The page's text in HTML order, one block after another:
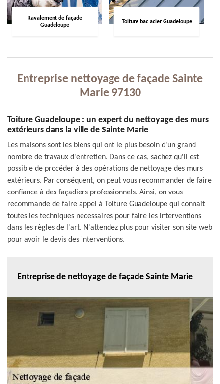
Ravalement de façade
Guadeloupe
Toiture bac acier Guadeloupe
Entreprise nettoyage de façade Sainte
Marie 97130
Toiture Guadeloupe : un expert du nettoyage des murs
extérieurs dans la ville de Sainte Marie
Les maisons sont les biens qui ont le plus besoin d'un grand
nombre de travaux d'entretien. Dans ce cas, sachez qu'il est
possible de procéder à des opérations de nettoyage des murs
extérieurs. Par conséquent, on peut vous recommander de faire
confiance à des façadiers professionnels. Ainsi, on vous
recommande de faire appel à Toiture Guadeloupe qui connait
toutes les techniques nécessaires pour faire les interventions
dans les règles de l'art. N'attendez plus pour visiter son site web
pour avoir le devis des interventions.
Entreprise de nettoyage de façade Sainte Marie